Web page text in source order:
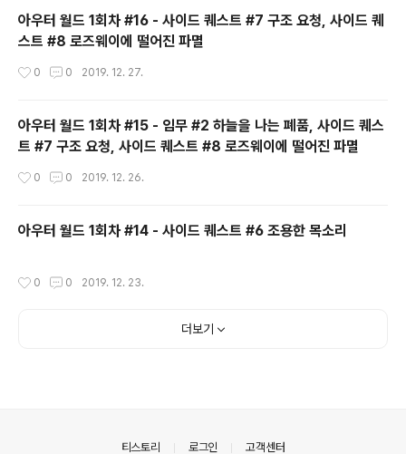
아우터 월드 1회차 #16 - 사이드 퀘스트 #7 구조 요청, 사이드 퀘
스트 #8 로즈웨이에 떨어진 파멸
0 0 2019. 12. 27.
아우터 월드 1회차 #15 - 임무 #2 하늘을 나는 폐품, 사이드 퀘스
트 #7 구조 요청, 사이드 퀘스트 #8 로즈웨이에 떨어진 파멸
0 0 2019. 12. 26.
아우터 월드 1회차 #14 - 사이드 퀘스트 #6 조용한 목소리
0 0 2019. 12. 23.
더보기
티스토리 로그인 고객센터